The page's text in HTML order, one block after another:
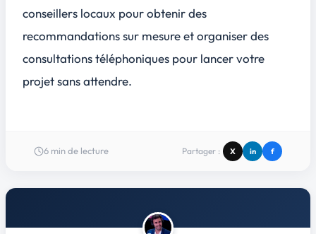
conseillers locaux pour obtenir des
recommandations sur mesure et organiser des
consultations téléphoniques pour lancer votre
projet sans attendre.
6 min de lecture Partager : X in f